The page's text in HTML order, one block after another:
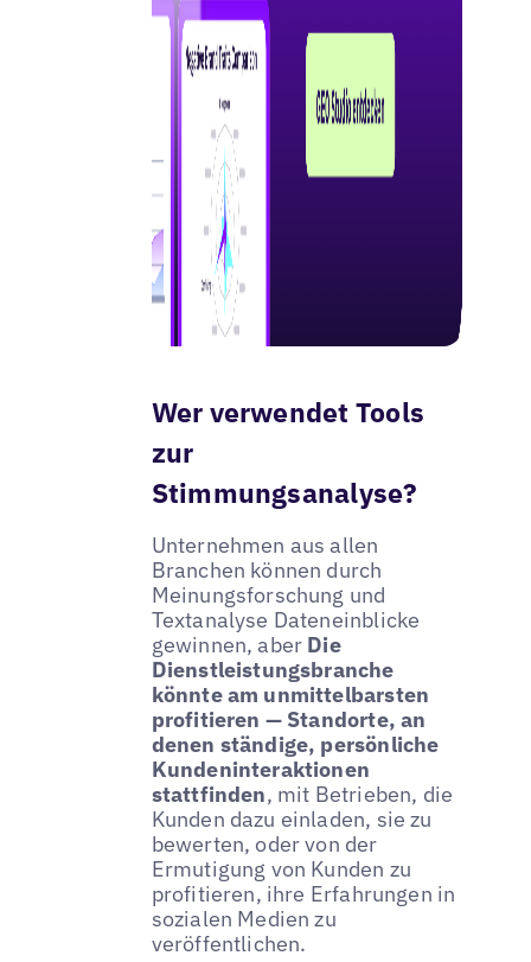
Wer verwendet Tools
zur
Stimmungsanalyse?
Unternehmen aus allen
Branchen können durch
Meinungsforschung und
Textanalyse Dateneinblicke
gewinnen, aber Die
Dienstleistungsbranche
könnte am unmittelbarsten
profitieren — Standorte, an
denen ständige, persönliche
Kundeninteraktionen
stattfinden, mit Betrieben, die
Kunden dazu einladen, sie zu
bewerten, oder von der
Ermutigung von Kunden zu
profitieren, ihre Erfahrungen in
sozialen Medien zu
veröffentlichen.